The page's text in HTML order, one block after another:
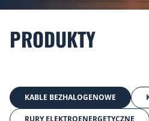
PRODUKTY
KABLE BEZHALOGENOWE
RURY ELEKTROENERGETYCZNE